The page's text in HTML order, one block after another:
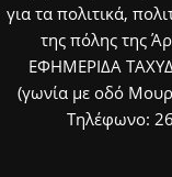
για τα πολιτικά,
της πόλης της
ΕΦΗΜΕΡΙΔΑ
(γωνία με οδό
Τηλέφωνο: